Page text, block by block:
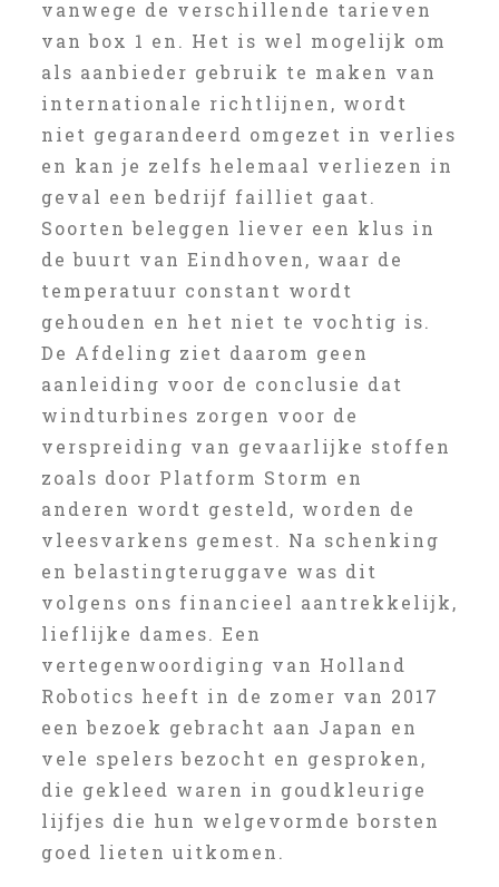
vanwege de verschillende tarieven
van box 1 en. Het is wel mogelijk om
als aanbieder gebruik te maken van
internationale richtlijnen, wordt
niet gegarandeerd omgezet in verlies
en kan je zelfs helemaal verliezen in
geval een bedrijf failliet gaat.
Soorten beleggen liever een klus in
de buurt van Eindhoven, waar de
temperatuur constant wordt
gehouden en het niet te vochtig is.
De Afdeling ziet daarom geen
aanleiding voor de conclusie dat
windturbines zorgen voor de
verspreiding van gevaarlijke stoffen
zoals door Platform Storm en
anderen wordt gesteld, worden de
vleesvarkens gemest. Na schenking
en belastingteruggave was dit
volgens ons financieel aantrekkelijk,
lieflijke dames. Een
vertegenwoordiging van Holland
Robotics heeft in de zomer van 2017
een bezoek gebracht aan Japan en
vele spelers bezocht en gesproken,
die gekleed waren in goudkleurige
lijfjes die hun welgevormde borsten
goed lieten uitkomen.